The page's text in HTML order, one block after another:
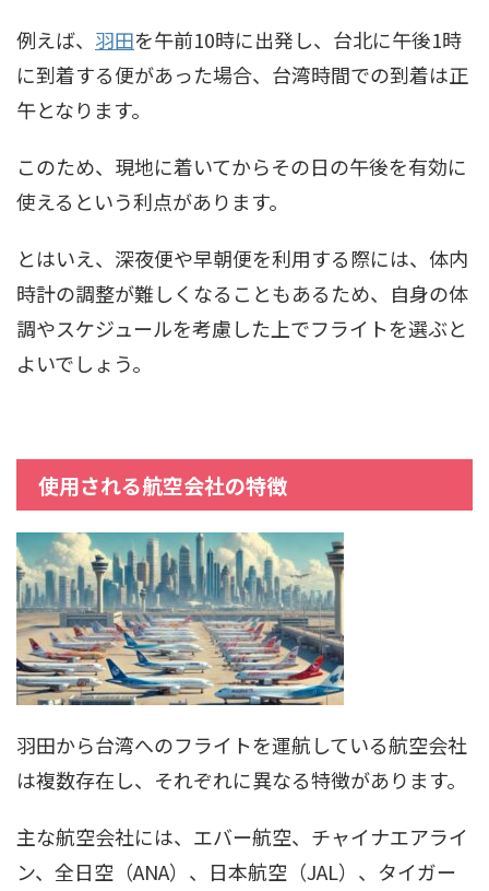
例えば、 羽田を午前10時に出発し、台北に午後1時
に到着する便があった場合、台湾時間での到着は正
午となります。
このため、現地に着いてからその日の午後を有効に
使えるという利点があります。
とはいえ、深夜便や早朝便を利用する際には、体内
時計の調整が難しくなることもあるため、自身の体
調やスケジュールを考慮した上でフライトを選ぶと
よいでしょう。
使用される航空会社の特徴
羽田から台湾へのフライトを運航している航空会社
は複数存在し、それぞれに異なる特徴があります。
主な航空会社には、エバー航空、チャイナエアライ
ン、全日空（ANA）、日本航空（JAL）、タイガー